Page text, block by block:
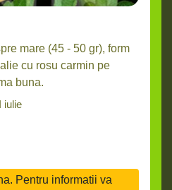
mare (45 - 50 gr), form
cu rosu carmin pe
buna.
iulie
Pentru informatii va